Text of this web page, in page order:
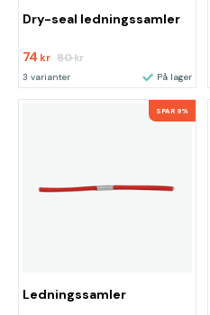
Dry-seal ledningssamler
74 kr 80kr
3 varianter På lager
SPAR 9%
Ledningssamler